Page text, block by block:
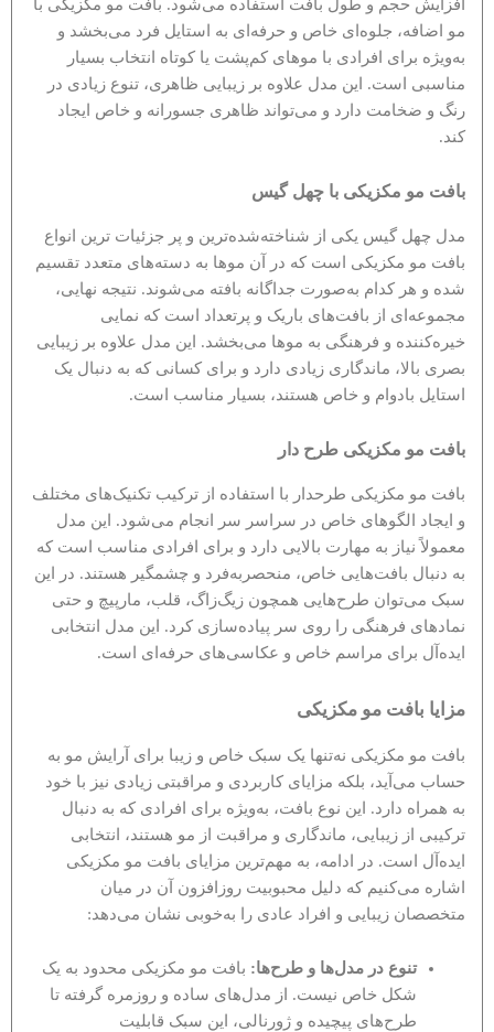
افزایش حجم و طول بافت استفاده می‌شود. بافت مو مکزیکی با
مو اضافه، جلوه‌ای خاص و حرفه‌ای به استایل فرد می‌بخشد و
به‌ویژه برای افرادی با موهای کم‌پشت یا کوتاه انتخاب بسیار
مناسبی است. این مدل علاوه بر زیبایی ظاهری، تنوع زیادی در
رنگ و ضخامت دارد و می‌تواند ظاهری جسورانه و خاص ایجاد
کند.
بافت مو مکزیکی با چهل گیس
مدل چهل گیس یکی از شناخته‌شده‌ترین و پر جزئیات ترین انواع
بافت مو مکزیکی است که در آن موها به دسته‌های متعدد تقسیم
شده و هر کدام به‌صورت جداگانه بافته می‌شوند. نتیجه نهایی،
مجموعه‌ای از بافت‌های باریک و پرتعداد است که نمایی
خیره‌کننده و فرهنگی به موها می‌بخشد. این مدل علاوه بر زیبایی
بصری بالا، ماندگاری زیادی دارد و برای کسانی که به دنبال یک
استایل بادوام و خاص هستند، بسیار مناسب است.
بافت مو مکزیکی طرح دار
بافت مو مکزیکی طرحدار با استفاده از ترکیب تکنیک‌های مختلف
و ایجاد الگوهای خاص در سراسر سر انجام می‌شود. این مدل
معمولاً نیاز به مهارت بالایی دارد و برای افرادی مناسب است که
به دنبال بافت‌هایی خاص، منحصربه‌فرد و چشمگیر هستند. در این
سبک می‌توان طرح‌هایی همچون زیگ‌زاگ، قلب، مارپیچ و حتی
نمادهای فرهنگی را روی سر پیاده‌سازی کرد. این مدل انتخابی
ایده‌آل برای مراسم خاص و عکاسی‌های حرفه‌ای است.
مزایا بافت مو مکزیکی
بافت مو مکزیکی نه‌تنها یک سبک خاص و زیبا برای آرایش مو به
حساب می‌آید، بلکه مزایای کاربردی و مراقبتی زیادی نیز با خود
به همراه دارد. این نوع بافت، به‌ویژه برای افرادی که به دنبال
ترکیبی از زیبایی، ماندگاری و مراقبت از مو هستند، انتخابی
ایده‌آل است. در ادامه، به مهم‌ترین مزایای بافت مو مکزیکی
اشاره می‌کنیم که دلیل محبوبیت روزافزون آن در میان
متخصصان زیبایی و افراد عادی را به‌خوبی نشان می‌دهد:
تنوع در مدل‌ها و طرح‌ها: بافت مو مکزیکی محدود به یک
شکل خاص نیست. از مدل‌های ساده و روزمره گرفته تا
طرح‌های پیچیده و ژورنالی، این سبک قابلیت